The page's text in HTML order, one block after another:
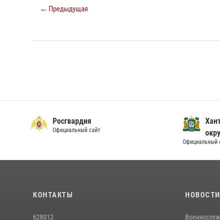
← Предыдущая
Росгвардия
Официальный сайт
Официальный
КОНТАКТЫ
628012
НОВОСТИ